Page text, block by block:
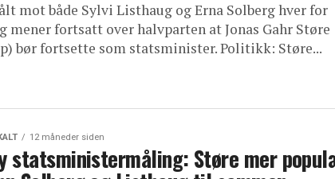
mot både Sylvi Listhaug og Erna Solberg hver for
mener fortsatt over halvparten at Jonas Gahr Støre
bør fortsette som statsminister. Politikk: Støre...
12 måneder siden
statsministermåling: Støre mer